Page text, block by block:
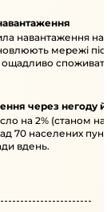
навантаження на
мережі
через негоду
на 2% (станом на
70 населених
вдень.